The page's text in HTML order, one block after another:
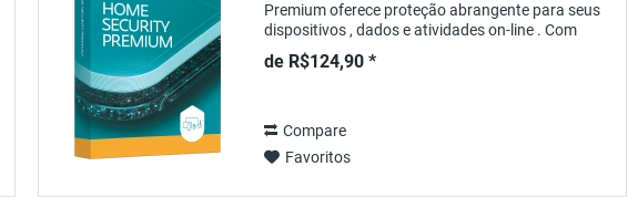
Premium oferece proteção abrangente para seus
dispositivos , dados e atividades on-line . Com
recursos de segurança de última geração, como...
de R$124,90 *
Compare
Favoritos